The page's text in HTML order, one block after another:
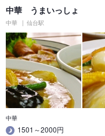
中華 うまいっしょ
中華 仙台駅
中華
1501～2000円